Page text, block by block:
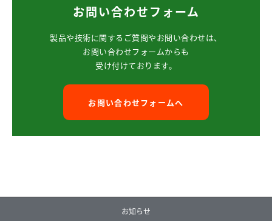
お問い合わせフォーム
製品や技術に関するご質問やお問い合わせは、
お問い合わせフォームからも
受け付けております。
お問い合わせフォームへ
お知らせ